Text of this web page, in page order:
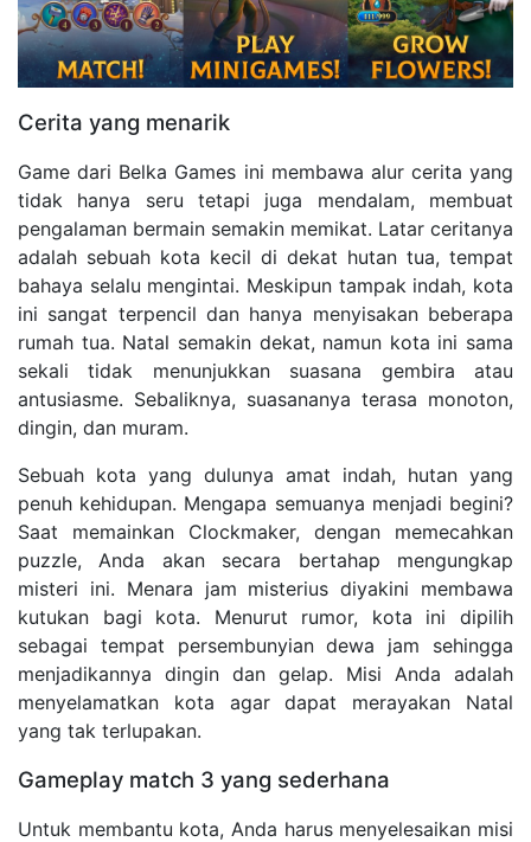
Cerita yang menarik
Game dari Belka Games ini membawa alur cerita yang
tidak hanya seru tetapi juga mendalam, membuat
pengalaman bermain semakin memikat. Latar ceritanya
adalah sebuah kota kecil di dekat hutan tua, tempat
bahaya selalu mengintai. Meskipun tampak indah, kota
ini sangat terpencil dan hanya menyisakan beberapa
rumah tua. Natal semakin dekat, namun kota ini sama
sekali tidak menunjukkan suasana gembira atau
antusiasme. Sebaliknya, suasananya terasa monoton,
dingin, dan muram.
Sebuah kota yang dulunya amat indah, hutan yang
penuh kehidupan. Mengapa semuanya menjadi begini?
Saat memainkan Clockmaker, dengan memecahkan
puzzle, Anda akan secara bertahap mengungkap
misteri ini. Menara jam misterius diyakini membawa
kutukan bagi kota. Menurut rumor, kota ini dipilih
sebagai tempat persembunyian dewa jam sehingga
menjadikannya dingin dan gelap. Misi Anda adalah
menyelamatkan kota agar dapat merayakan Natal
yang tak terlupakan.
Gameplay match 3 yang sederhana
Untuk membantu kota, Anda harus menyelesaikan misi